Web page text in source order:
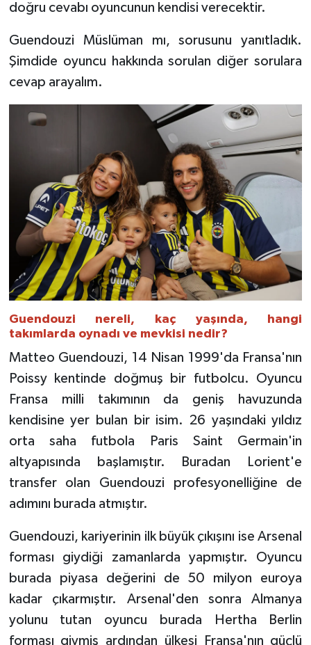
doğru cevabı oyuncunun kendisi verecektir.
Guendouzi Müslüman mı, sorusunu yanıtladık.
Şimdide oyuncu hakkında sorulan diğer sorulara
cevap arayalım.
Guendouzi nereli, kaç yaşında, hangi
takımlarda oynadı ve mevkisi nedir?
Matteo Guendouzi, 14 Nisan 1999'da Fransa'nın
Poissy kentinde doğmuş bir futbolcu. Oyuncu
Fransa milli takımının da geniş havuzunda
kendisine yer bulan bir isim. 26 yaşındaki yıldız
orta saha futbola Paris Saint Germain'in
altyapısında başlamıştır. Buradan Lorient'e
transfer olan Guendouzi profesyonelliğine de
adımını burada atmıştır.
Guendouzi, kariyerinin ilk büyük çıkışını ise Arsenal
forması giydiği zamanlarda yapmıştır. Oyuncu
burada piyasa değerini de 50 milyon euroya
kadar çıkarmıştır. Arsenal'den sonra Almanya
yolunu tutan oyuncu burada Hertha Berlin
forması giymiş ardından ülkesi Fransa'nın güçlü